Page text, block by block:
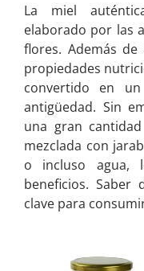
La miel
elaborado por las
flores. Además
propiedades
convertido en
antigüedad. Sin
una gran
mezclada con
o incluso agua,
beneficios.
clave para